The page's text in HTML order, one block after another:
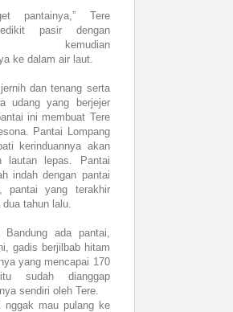
pantainya,” Tere
pasir dengan
kemudian
ke dalam air laut.
dan tenang serta
udang yang berjejer
ini membuat Tere
Pantai Lompang
kerinduannya akan
lautan lepas. Pantai
indah dengan pantai
pantai yang terakhir
tahun lalu.
ada pantai,
gadis berjilbab hitam
yang mencapai 170
sudah dianggap
sendiri oleh Tere.
nggak mau pulang ke